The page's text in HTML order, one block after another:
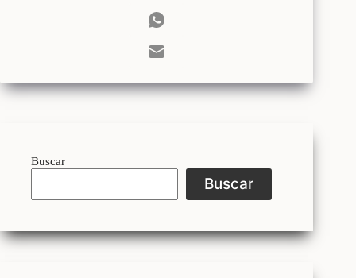
Buscar
Buscar